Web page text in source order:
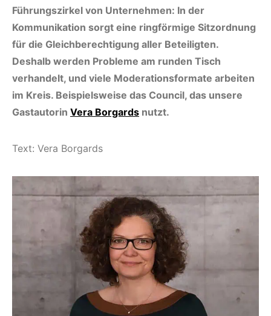
Führungszirkel von Unternehmen: In der
Kommunikation sorgt eine ringförmige Sitzordnung
für die Gleichberechtigung aller Beteiligten.
Deshalb werden Probleme am runden Tisch
verhandelt, und viele Moderationsformate arbeiten
im Kreis. Beispielsweise das Council, das unsere
Gastautorin Vera Borgards nutzt.
Text: Vera Borgards